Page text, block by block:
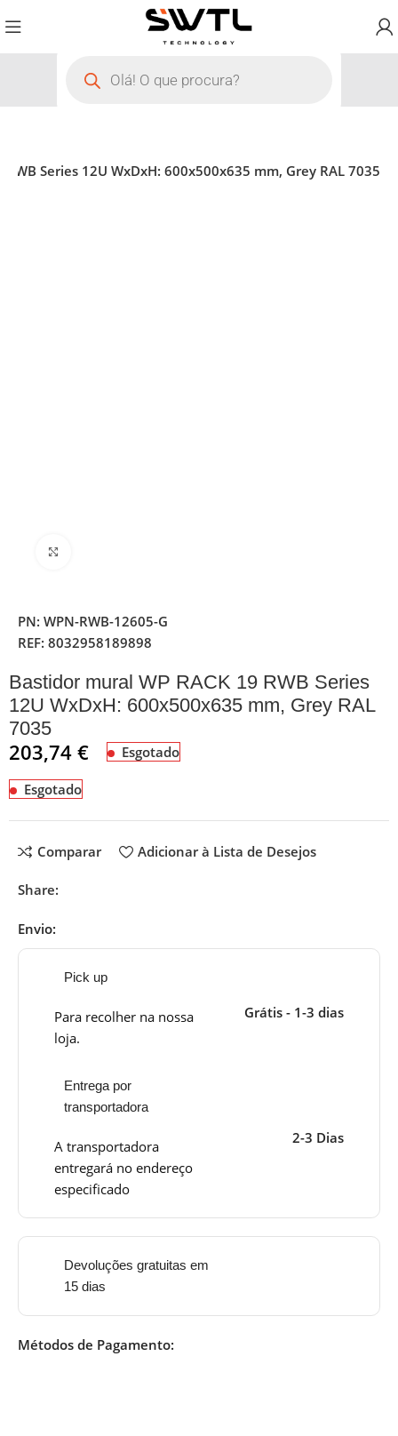
Series 12U WxDxH: 600x500x635 mm, Grey RAL 7035
PN:WPN-RWB-12605-G
REF:8032958189898
Bastidor mural WP RACK 19 RWB Series
12U WxDxH: 600x500x635 mm, Grey RAL
7035
203,74€ Esgotado
Esgotado
Comparar Adicionar à Lista de Desejos
Share:
Envio:
Pick up
Para recolher na nossa
loja.
Grátis - 1-3 dias
Entrega por
transportadora
A transportadora
entregará no endereço
especificado
2-3 Dias
Devoluções gratuitas em
15 dias
Métodos de Pagamento: